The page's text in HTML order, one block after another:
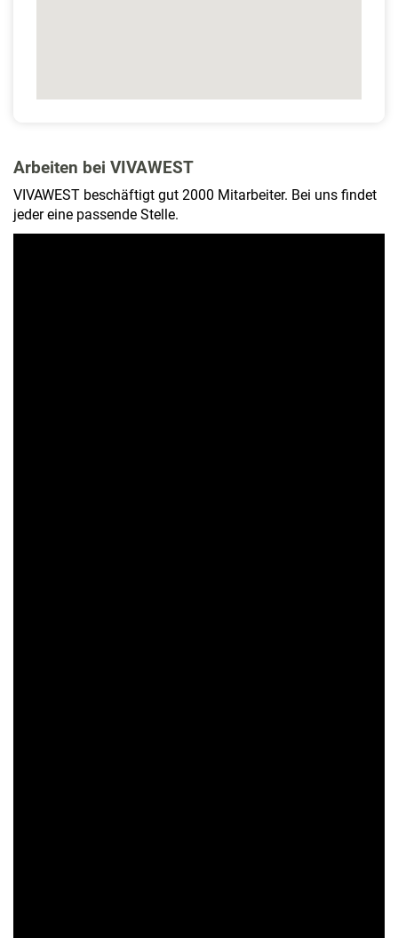
Arbeiten bei VIVAWEST
VIVAWEST beschäftigt gut 2000 Mitarbeiter. Bei uns findet
jeder eine passende Stelle.